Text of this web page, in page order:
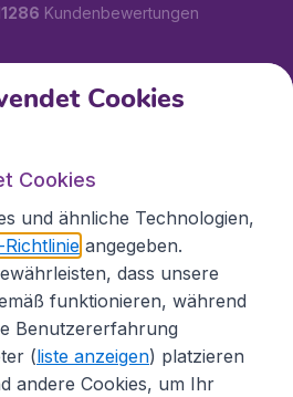
Kundenbewertungen
Cookies
Cookies
und ähnliche Technologien,
angegeben.
dass unsere
funktionieren, während
Benutzererfahrung
(liste anzeigen) platzieren
andere Cookies, um Ihr